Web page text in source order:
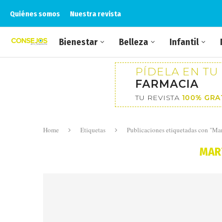
Quiénes somos Nuestra revista
Bienestar Belleza Infantil
PÍDELA EN TU
FARMACIA
TU REVISTA 100%
Home Etiquetas Publicaciones etiquetadas con